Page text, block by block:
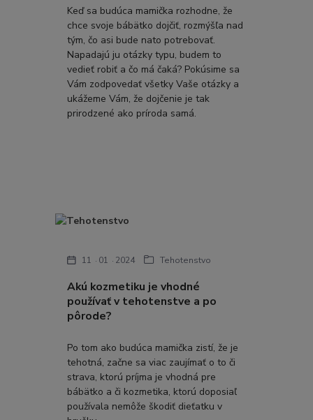
Keď sa budúca mamička rozhodne, že
chce svoje bábätko dojčiť, rozmýšľa nad
tým, čo asi bude nato potrebovať.
Napadajú ju otázky typu, budem to
vedieť robiť a čo má čaká? Pokúsime sa
Vám zodpovedať všetky Vaše otázky a
ukážeme Vám, že dojčenie je tak
prirodzené ako príroda samá.
Akú kozmetiku je vhodné
používať v tehotenstve a po
pôrode?
11 01 2024 Tehotenstvo
Po tom ako budúca mamička zistí, že je
tehotná, začne sa viac zaujímať o to či
strava, ktorú príjma je vhodná pre
bábätko a či kozmetika, ktorú doposiaľ
používala nemôže škodiť dieťatku v